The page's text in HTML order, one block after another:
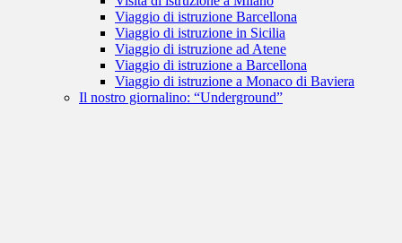
Viaggio di istruzione Barcellona
Viaggio di istruzione in Sicilia
Viaggio di istruzione ad Atene
Viaggio di istruzione a Barcellona
Viaggio di istruzione a Monaco di Baviera
Il nostro giornalino: “Underground”